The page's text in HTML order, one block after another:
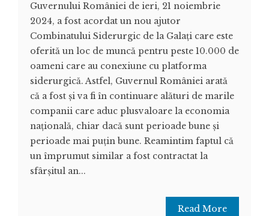
Guvernului României de ieri, 21 noiembrie
2024, a fost acordat un nou ajutor
Combinatului Siderurgic de la Galați care este
oferită un loc de muncă pentru peste 10.000 de
oameni care au conexiune cu platforma
siderurgică. Astfel, Guvernul României arată
că a fost și va fi în continuare alături de marile
companii care aduc plusvaloare la economia
națională, chiar dacă sunt perioade bune și
perioade mai puțin bune. Reamintim faptul că
un împrumut similar a fost contractat la
sfârșitul an...
Read More